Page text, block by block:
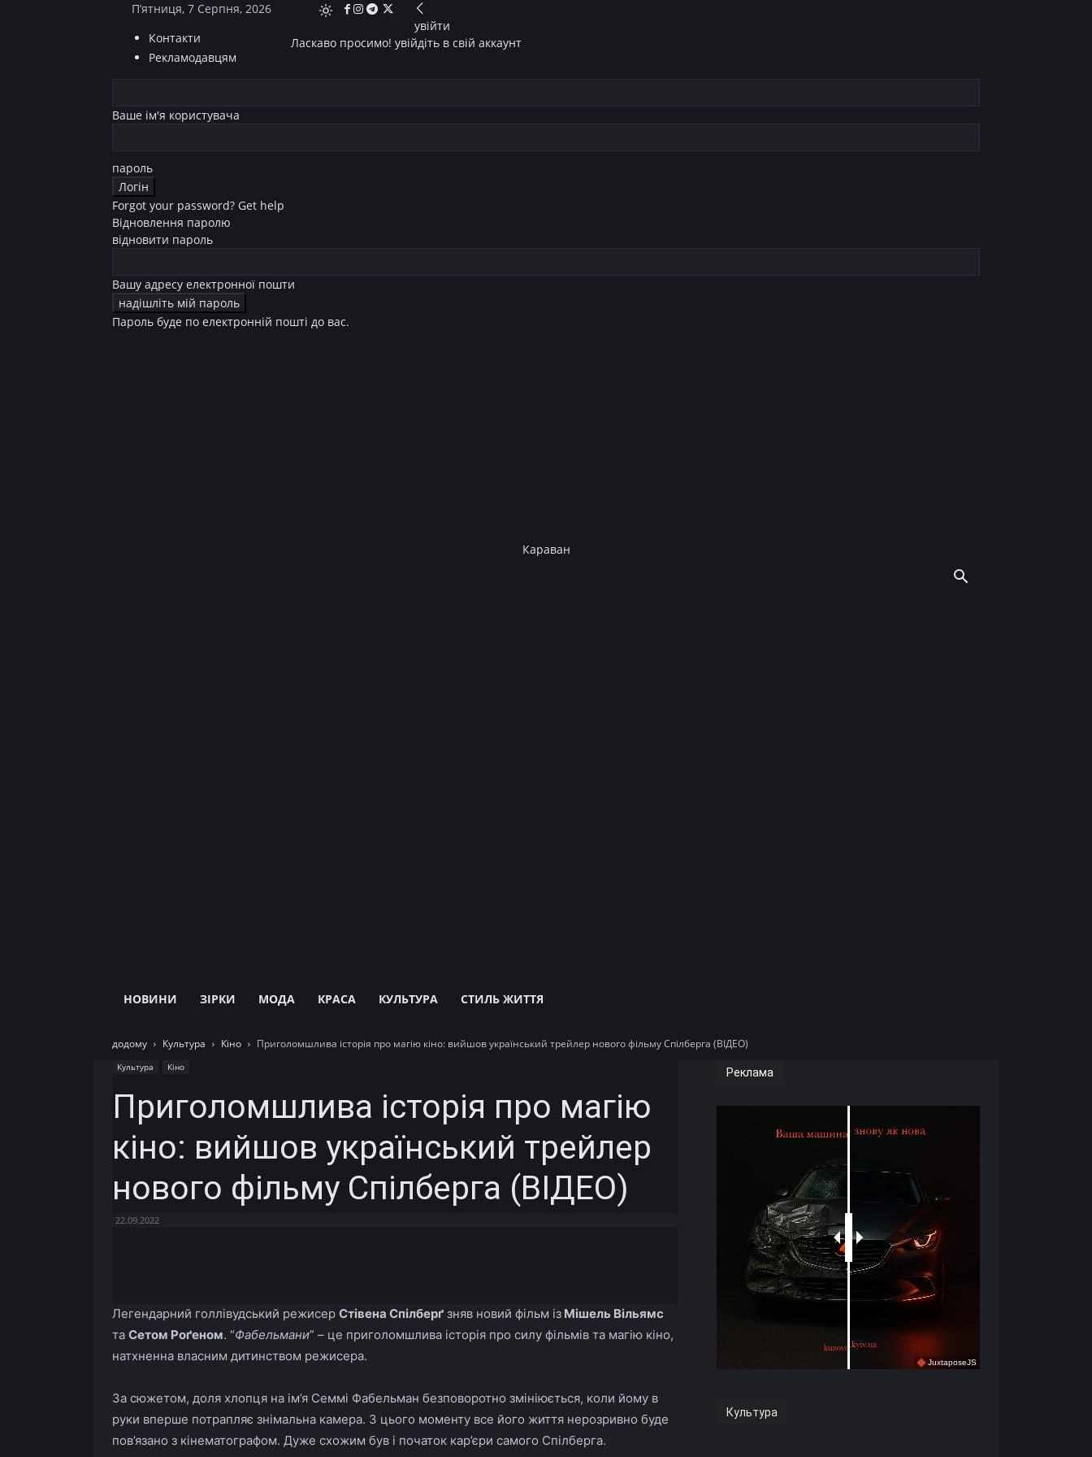
П’ятниця, 7 Серпня, 2026
Контакти
Рекламодавцям
увійти
Ласкаво просимо! увійдіть в свій аккаунт
Ваше ім'я користувача
пароль
Forgot your password? Get help
Відновлення паролю
відновити пароль
Вашу адресу електронної пошти
Пароль буде по електронній пошті до вас.
Караван
НОВИНИ ЗІРКИ МОДА КРАСА КУЛЬТУРА СТИЛЬ ЖИТТЯ
додому Культура Кіно Приголомшлива історія про магію кіно: вийшов український трейлер нового фільму Спілберга (ВІДЕО)
Культура Кіно
Приголомшлива історія про магію
кіно: вийшов український трейлер
нового фільму Спілберга (ВІДЕО)
22.09.2022
Легендарний голлівудський режисер Стівена Спілберґ зняв новий фільм із Мішель Вільямc
та Сетом Роґеном. “Фабельмани” – це приголомшлива історія про силу фільмів та магію кіно,
натхненна власним дитинством режисера.
За сюжетом, доля хлопця на ім’я Семмі Фабельман безповоротно змініюється, коли йому в
руки вперше потрапляє знімальна камера. З цього моменту все його життя нерозривно буде
пов’язано з кінематографом. Дуже схожим був і початок кар’єри самого Спілберга.
Реклама
Культура